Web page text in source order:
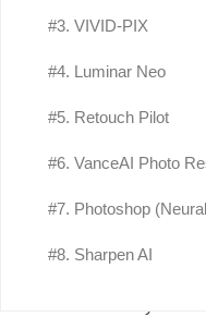
#3. VIVID-PIX
#4. Luminar Neo
#5. Retouch Pilot
#6. VanceAI Photo
#7. Photoshop
#8. Sharpen AI
Con el tiempo, las
romperse o acumular
claridad de los
restauración de
reparar fotografías
una amplia gama de
examinan
capacidades de las 8
restauración de
avanzadas de
Photo Restorer y la